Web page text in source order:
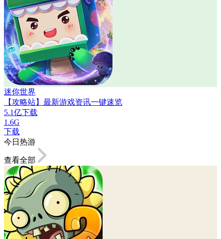
迷你世界
【攻略站】最新游戏资讯一键速览
5.1亿下载
1.6G
下载
今日热游
查看全部